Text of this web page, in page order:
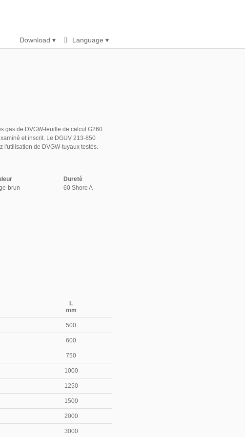
Language ▾
Download ▾
gas de DVGW-feuille de calcul G260.
et inscrit. Le DGUV 213-850
l'utilisation de DVGW-tuyaux testés.
Dureté
brun 60 Shore A
L
mm
500
600
750
1000
1250
1500
2000
3000